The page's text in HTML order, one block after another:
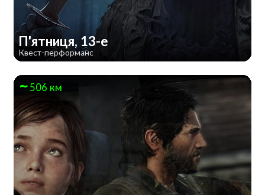
П'ятниця, 13-е
Квест-перформанс
506 км